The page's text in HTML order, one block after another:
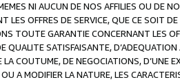
NI AUCUN DE NOS AFFILIES OU DE
LES OFFRES DE SERVICE, QUE CE SOIT
TOUTE GARANTIE CONCERNANT LES
QUALITE SATISFAISANTE,
LA COUTUME, DE NEGOCIATIONS, D’UNE
A MODIFIER LA NATURE, LES